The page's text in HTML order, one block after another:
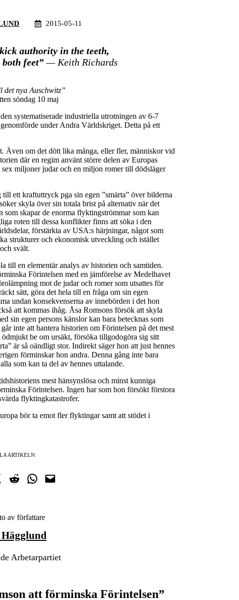
2015-05-11
authority in the teeth,
feet”— Keith Richards
det nya Auschwitz”
söndag 10 maj
systematiserade industriella utrotningen av 6-7
under Andra Världskriget. Detta på ett
Även om det dött lika många, eller fler, människor vid
där en regim använt större delen av Europas
miljoner judar och en miljon romer till dödsläger
ett kraftuttryck pga sin egen ”smärta” över bilderna
skyla över sin totala brist på alternativ när det
skapar de enorma flyktingströmmar som kan
roten till dessa konflikter finns att söka i den
förstärkta av USA:s härjningar, något som
strukturer och ekonomisk utveckling och istället
svält.
till en elementär analys av historien och samtiden.
Förintelsen med en jämförelse av Medelhavet
mot de judar och romer som utsattes för
sätt, göra det hela till en fråga om sin egen
undan konsekvenserna av innebörden i det hon
att kommas ihåg. Åsa Romsons försök att skyla
sin egen persons känslor kan bara betecknas som
inte att hantera historien om Förintelsen på det mest
be om ursäkt, försöka tillgodogöra sig sitt
är så oändligt stor. Indirekt säger hon att just hennes
förminskar hon andra. Denna gång inte bara
som kan ta del av hennes uttalande.
mest hänsynslösa och minst kunniga
Förintelsen. Ingen har som hon försökt förstora
flyktingkatastrofer.
bör ta emot fler flyktingar samt att stödet i
ARTIKELN:
Twitter
Dela på RedditDela i WhatsApp
Maila en länk
Arbetarpartiet
att förminska Förintelsen”